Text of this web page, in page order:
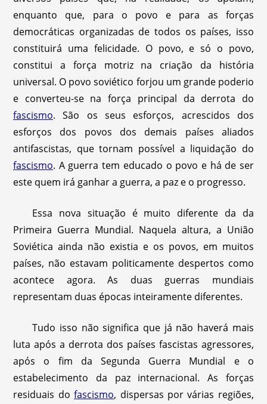
enquanto que, para o povo e para as forças
democráticas organizadas de todos os países, isso
constituirá uma felicidade. O povo, e só o povo,
constitui a força motriz na criação da história
universal. O povo soviético forjou um grande poderio
e converteu-se na força principal da derrota do
fascismo. São os seus esforços, acrescidos dos
esforços dos povos dos demais países aliados
antifascistas, que tornam possível a liquidação do
fascismo. A guerra tem educado o povo e há de ser
este quem irá ganhar a guerra, a paz e o progresso.
Essa nova situação é muito diferente da da
Primeira Guerra Mundial. Naquela altura, a União
Soviética ainda não existia e os povos, em muitos
países, não estavam politicamente despertos como
acontece agora. As duas guerras mundiais
representam duas épocas inteiramente diferentes.
Tudo isso não significa que já não haverá mais
luta após a derrota dos países fascistas agressores,
após o fim da Segunda Guerra Mundial e o
estabelecimento da paz internacional. As forças
residuais dofascismo, dispersas por várias regiões,